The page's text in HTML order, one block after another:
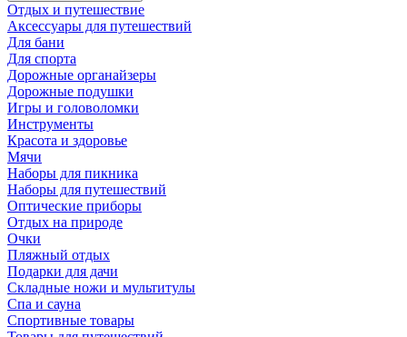
Отдых и путешествие
Аксессуары для путешествий
Для бани
Для спорта
Дорожные органайзеры
Дорожные подушки
Игры и головоломки
Инструменты
Красота и здоровье
Мячи
Наборы для пикника
Наборы для путешествий
Оптические приборы
Отдых на природе
Очки
Пляжный отдых
Подарки для дачи
Складные ножи и мультитулы
Спа и сауна
Спортивные товары